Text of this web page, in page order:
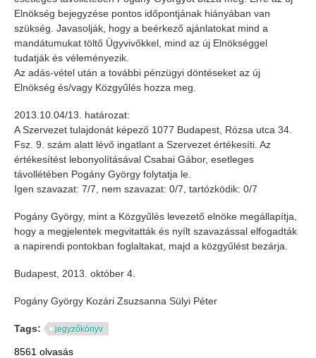
Elnökség bejegyzése pontos időpontjának hiányában van
szükség. Javasolják, hogy a beérkező ajánlatokat mind a
mandátumukat töltő Ügyvivőkkel, mind az új Elnökséggel
tudatják és véleményezik.
Az adás-vétel után a további pénzügyi döntéseket az új
Elnökség és/vagy Közgyűlés hozza meg.
2013.10.04/13. határozat:
A Szervezet tulajdonát képező 1077 Budapest, Rózsa utca 34.
Fsz. 9. szám alatt lévő ingatlant a Szervezet értékesíti. Az
értékesítést lebonyolításával Csabai Gábor, esetleges
távollétében Pogány György folytatja le.
Igen szavazat: 7/7, nem szavazat: 0/7, tartózködik: 0/7
Pogány György, mint a Közgyűlés levezető elnöke megállapítja,
hogy a megjelentek megvitatták és nyílt szavazással elfogadták
a napirendi pontokban foglaltakat, majd a közgyűlést bezárja.
Budapest, 2013. október 4.
Pogány György Kozári Zsuzsanna Sülyi Péter
Tags: jegyzőkönyv
8561 olvasás